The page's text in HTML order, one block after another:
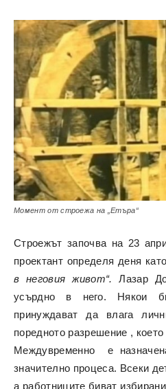
Момент от строежа на „Етъра“
Строежът започва на 23
проектант определя деня
в неговия живот“. Лазар
усърдно в него. Някои
принуждават да влага
поредното разрешение ,
Междувременно е
значително процеса. Всеки
а работниците биват